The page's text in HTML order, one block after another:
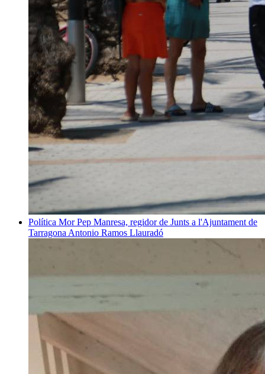
Política Mor Pep Manresa, regidor de Junts a l'Ajuntament de
Tarragona Antonio Ramos Llauradó